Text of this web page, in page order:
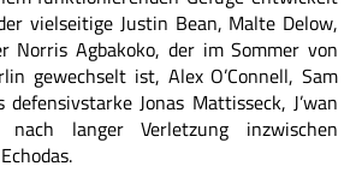
vielseitige Justin Bean, Malte Delow,
Norris Agbakoko, der im Sommer von
gewechselt ist, Alex O’Connell, Sam
Jonas Mattisseck, J’wan
langer Verletzung inzwischen